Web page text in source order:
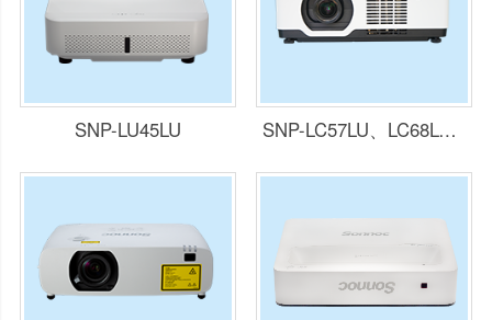
SNP-LU45LU SNP-LC57LU、LC68LU、LC72LU